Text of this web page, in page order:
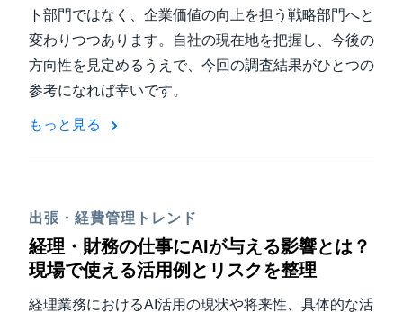
ト部門ではなく、企業価値の向上を担う戦略部門へと
変わりつつあります。自社の現在地を把握し、今後の
方向性を見定めるうえで、今回の調査結果がひとつの
参考になれば幸いです。
もっと見る
出張・経費管理トレンド
経理・財務の仕事にAIが与える影響とは？
現場で使える活用例とリスクを整理
経理業務におけるAI活用の現状や将来性、具体的な活